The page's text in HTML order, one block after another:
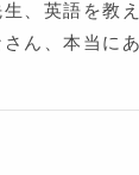
、英語を教
ん、本当に